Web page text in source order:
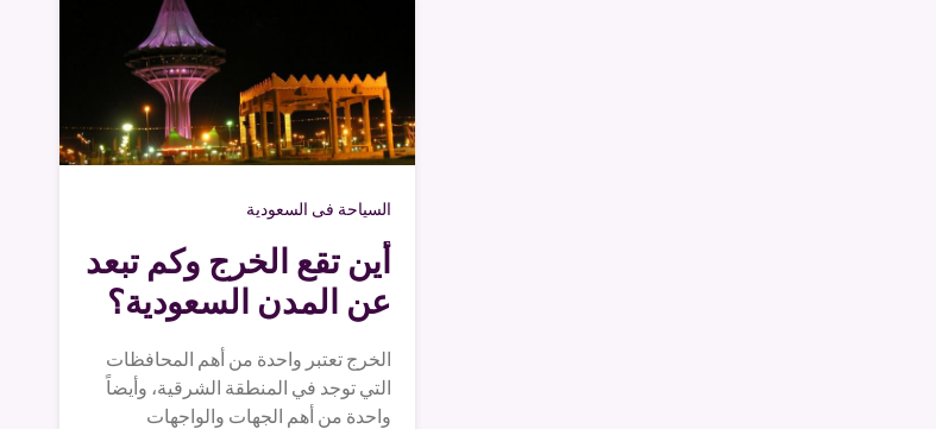
السياحة فى السعودية
أين تقع الخرج وكم تبعد
عن المدن السعودية؟
الخرج تعتبر واحدة من أهم المحافظات
التي توجد في المنطقة الشرقية، وأيضاً
واحدة من أهم الجهات والواجهات